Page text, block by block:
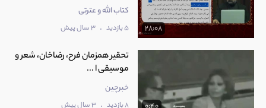
28:08
کتاب الله و عترتی
5 بازدید . 3 سال پیش
تحقیر همزمان فرح، رضاخان، شعر و
موسیقی ا ...
خبرچین